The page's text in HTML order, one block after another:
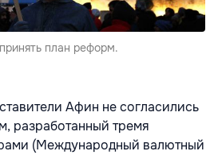
план реформ.
Афин не согласились
разработанный тремя
(Международный валютный